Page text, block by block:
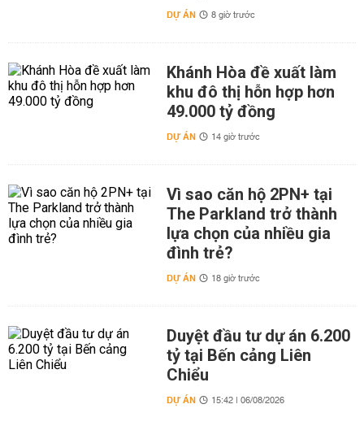
DỰ ÁN 8 giờ trước
Khánh Hòa đề xuất làm
khu đô thị hỗn hợp hơn
49.000 tỷ đồng
DỰ ÁN 14 giờ trước
Vì sao căn hộ 2PN+ tại
The Parkland trở thành
lựa chọn của nhiều gia
đình trẻ?
DỰ ÁN 18 giờ trước
Duyệt đầu tư dự án 6.200
tỷ tại Bến cảng Liên
Chiểu
DỰ ÁN 15:42 | 06/08/2026